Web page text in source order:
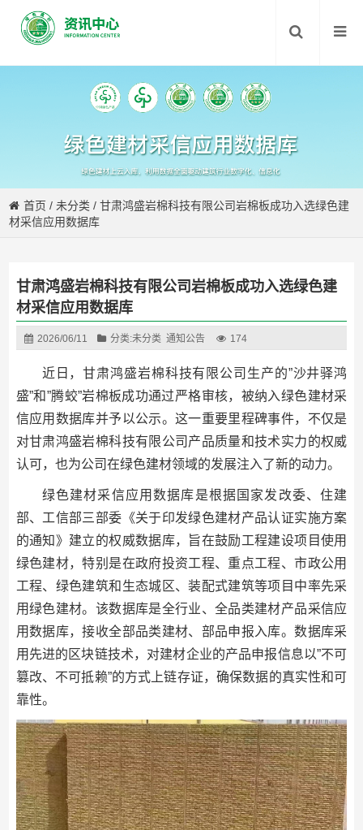
首页 /未分类 /甘肃鸿盛岩棉科技有限公司岩棉板成功入选绿色建
材采信应用数据库
甘肃鸿盛岩棉科技有限公司岩棉板成功入选绿色建
材采信应用数据库
2026/06/11 分类:未分类 通知公告 174
近日，甘肃鸿盛岩棉科技有限公司生产的”沙井驿鸿
盛”和”腾蛟”岩棉板成功通过严格审核，被纳入绿色建材采
信应用数据库并予以公示。这一重要里程碑事件，不仅是
对甘肃鸿盛岩棉科技有限公司产品质量和技术实力的权威
认可，也为公司在绿色建材领域的发展注入了新的动力。
绿色建材采信应用数据库是根据国家发改委、住建
部、工信部三部委《关于印发绿色建材产品认证实施方案
的通知》建立的权威数据库，旨在鼓励工程建设项目使用
绿色建材，特别是在政府投资工程、重点工程、市政公用
工程、绿色建筑和生态城区、装配式建筑等项目中率先采
用绿色建材。该数据库是全行业、全品类建材产品采信应
用数据库，接收全部品类建材、部品申报入库。数据库采
用先进的区块链技术，对建材企业的产品申报信息以”不可
篡改、不可抵赖”的方式上链存证，确保数据的真实性和可
靠性。